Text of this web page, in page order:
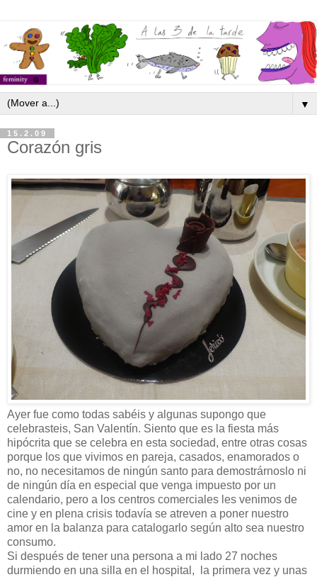
▼
15.2.09
Corazón gris
Ayer fue como todas sabéis y algunas supongo que
celebrasteis, San Valentín. Siento que es la fiesta más
hipócrita que se celebra en esta sociedad, entre otras cosas
porque los que vivimos en pareja, casados, enamorados o
no, no necesitamos de ningún santo para demostrárnoslo ni
de ningún día en especial que venga impuesto por un
calendario, pero a los centros comerciales les venimos de
cine y en plena crisis todavía se atreven a poner nuestro
amor en la balanza para catalogarlo según alto sea nuestro
consumo.
Si después de tener una persona a mi lado 27 noches
durmiendo en una silla en el hospital, la primera vez y unas